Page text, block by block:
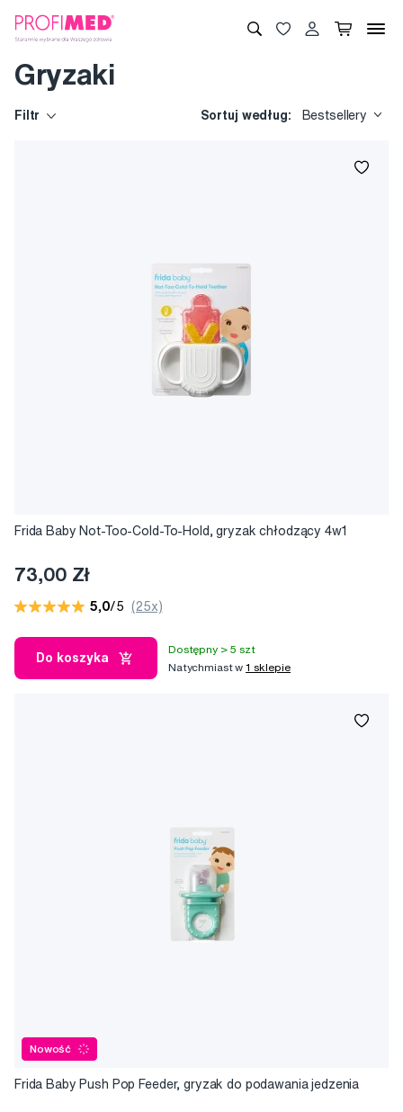
Gryzaki
Filtr Sortuj według: Bestsellery
Frida Baby Not-Too-Cold-To-Hold, gryzak chłodzący 4w1
73,00 Zł
5,0/5 (25x)
Do koszyka
Dostępny > 5 szt
Natychmiast w1 sklepie
Nowość
Frida Baby Push Pop Feeder, gryzak do podawania jedzenia